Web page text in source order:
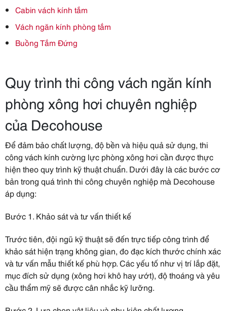
Cabin vách kính tắm
Vách ngăn kính phòng tắm
Buồng Tắm Đứng
Quy trình thi công vách ngăn kính
phòng xông hơi chuyên nghiệp
của Decohouse
Để đảm bảo chất lượng, độ bền và hiệu quả sử dụng, thi
công vách kính cường lực phòng xông hơi cần được thực
hiện theo quy trình kỹ thuật chuẩn. Dưới đây là các bước cơ
bản trong quá trình thi công chuyên nghiệp mà Decohouse
áp dụng:
Bước 1. Khảo sát và tư vấn thiết kế
Trước tiên, đội ngũ kỹ thuật sẽ đến trực tiếp công trình để
khảo sát hiện trạng không gian, đo đạc kích thước chính xác
và tư vấn mẫu thiết kế phù hợp. Các yếu tố như vị trí lắp đặt,
mục đích sử dụng (xông hơi khô hay ướt), độ thoáng và yêu
cầu thẩm mỹ sẽ được cân nhắc kỹ lưỡng.